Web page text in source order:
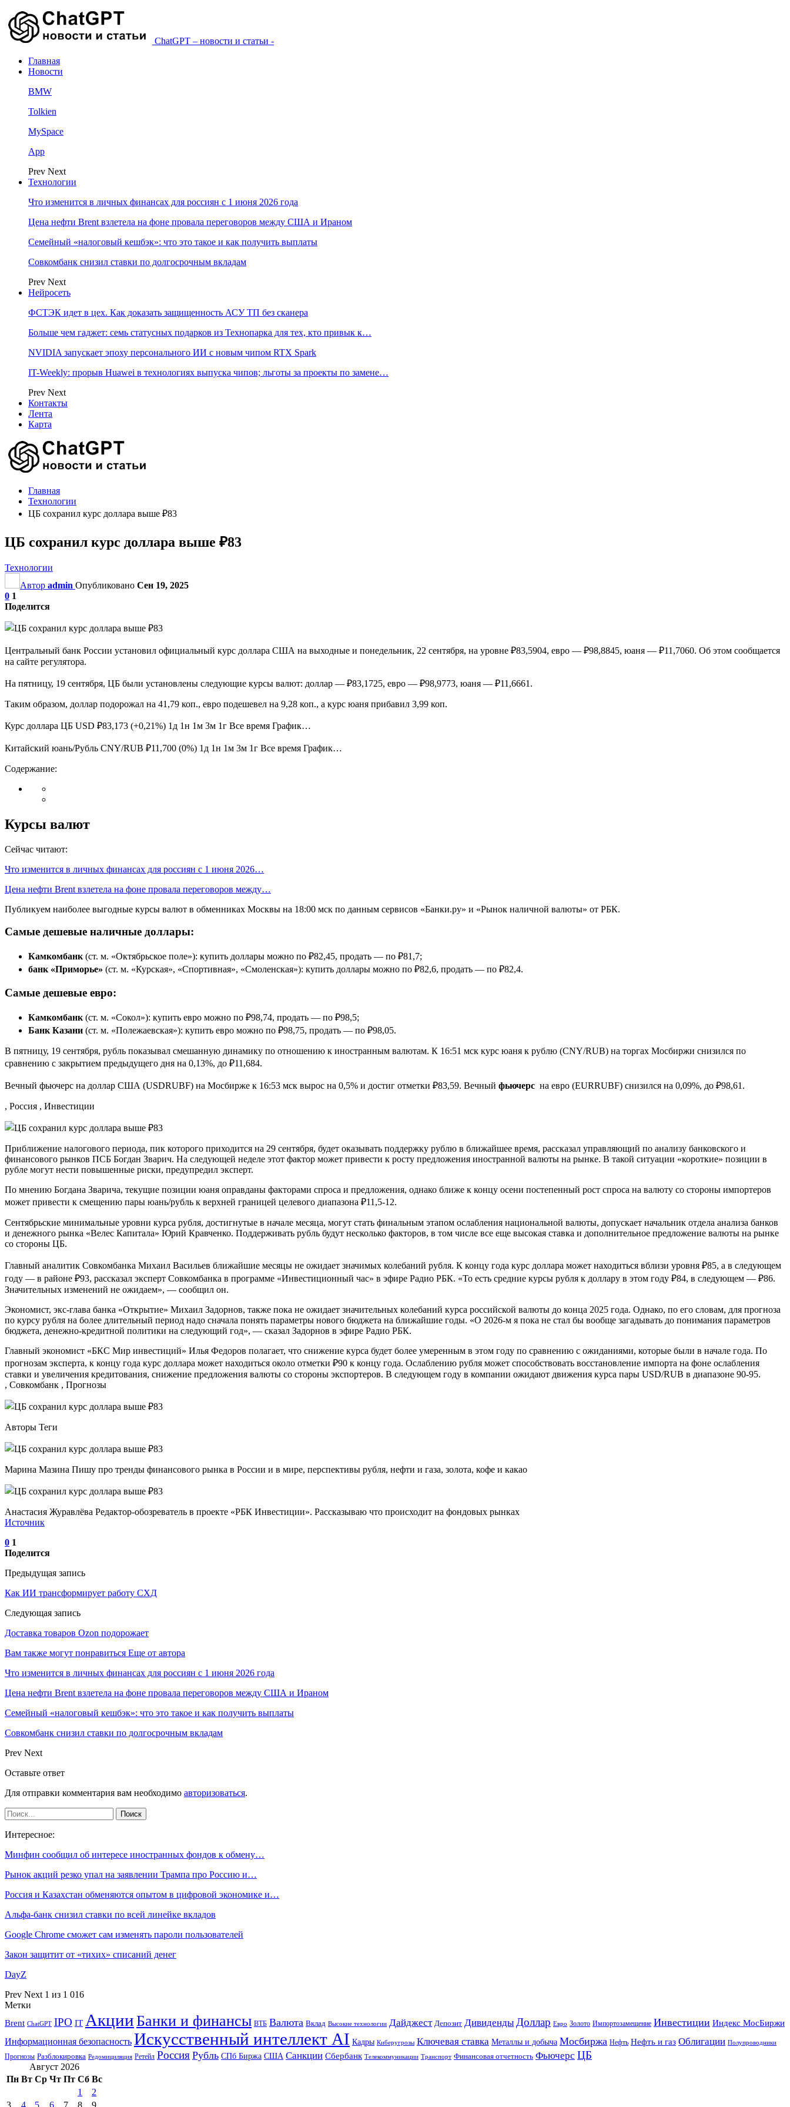
ChatGPT – новости и статьи -
Главная
Новости
BMW
Tolkien
MySpace
App
Prev Next
Технологии
Что изменится в личных финансах для россиян с 1 июня 2026 года
Цена нефти Brent взлетела на фоне провала переговоров между США и Ираном
Семейный «налоговый кешбэк»: что это такое и как получить выплаты
Совкомбанк снизил ставки по долгосрочным вкладам
Prev Next
Нейросеть
ФСТЭК идет в цех. Как доказать защищенность АСУ ТП без сканера
Больше чем гаджет: семь статусных подарков из Технопарка для тех, кто привык к…
NVIDIA запускает эпоху персонального ИИ с новым чипом RTX Spark
IT-Weekly: прорыв Huawei в технологиях выпуска чипов; льготы за проекты по замене…
Prev Next
Контакты
Лента
Карта
Главная
Технологии
ЦБ сохранил курс доллара выше ₽83
ЦБ сохранил курс доллара выше ₽83
Технологии
Автор admin Опубликовано Сен 19, 2025
0 1
Поделится
Центральный банк России установил официальный курс доллара США на выходные и понедельник, 22 сентября, на уровне ₽83,5904, евро — ₽98,8845, юаня — ₽11,7060. Об этом сообщается
на сайте регулятора.
На пятницу, 19 сентября, ЦБ были установлены следующие курсы валют: доллар — ₽83,1725, евро — ₽98,9773, юаня — ₽11,6661.
Таким образом, доллар подорожал на 41,79 коп., евро подешевел на 9,28 коп., а курс юаня прибавил 3,99 коп.
Курс доллара ЦБ USD ₽83,173 (+0,21%) 1д 1н 1м 3м 1г Все время График…
Китайский юань/Рубль CNY/RUB ₽11,700 (0%) 1д 1н 1м 3м 1г Все время График…
Содержание:
Курсы валют
Сейчас читают:
Что изменится в личных финансах для россиян с 1 июня 2026…
Цена нефти Brent взлетела на фоне провала переговоров между…
Публикуем наиболее выгодные курсы валют в обменниках Москвы на 18:00 мск по данным сервисов «Банки.ру» и «Рынок наличной валюты» от РБК.
Самые дешевые наличные доллары:
Камкомбанк (ст. м. «Октябрьское поле»): купить доллары можно по ₽82,45, продать — по ₽81,7;
банк «Приморье» (ст. м. «Курская», «Спортивная», «Смоленская»): купить доллары можно по ₽82,6, продать — по ₽82,4.
Самые дешевые евро:
Камкомбанк (ст. м. «Сокол»): купить евро можно по ₽98,74, продать — по ₽98,5;
Банк Казани (ст. м. «Полежаевская»): купить евро можно по ₽98,75, продать — по ₽98,05.
В пятницу, 19 сентября, рубль показывал смешанную динамику по отношению к иностранным валютам. К 16:51 мск курс юаня к рублю (CNY/RUB) на торгах Мосбиржи снизился по
сравнению с закрытием предыдущего дня на 0,13%, до ₽11,684.
Вечный фьючерс на доллар США (USDRUBF) на Мосбирже к 16:53 мск вырос на 0,5% и достиг отметки ₽83,59. Вечный фьючерс на евро (EURRUBF) снизился на 0,09%, до ₽98,61.
, Россия , Инвестиции
Приближение налогового периода, пик которого приходится на 29 сентября, будет оказывать поддержку рублю в ближайшее время, рассказал управляющий по анализу банковского и
финансового рынков ПСБ Богдан Зварич. На следующей неделе этот фактор может привести к росту предложения иностранной валюты на рынке. В такой ситуации «короткие» позиции в
рубле могут нести повышенные риски, предупредил эксперт.
По мнению Богдана Зварича, текущие позиции юаня оправданы факторами спроса и предложения, однако ближе к концу осени постепенный рост спроса на валюту со стороны импортеров
может привести к смещению пары юань/рубль к верхней границей целевого диапазона ₽11,5-12.
Сентябрьские минимальные уровни курса рубля, достигнутые в начале месяца, могут стать финальным этапом ослабления национальной валюты, допускает начальник отдела анализа банков
и денежного рынка «Велес Капитала» Юрий Кравченко. Поддерживать рубль будут несколько факторов, в том числе все еще высокая ставка и дополнительное предложение валюты на рынке
со стороны ЦБ.
Главный аналитик Совкомбанка Михаил Васильев ближайшие месяцы не ожидает значимых колебаний рубля. К концу года курс доллара может находиться вблизи уровня ₽85, а в следующем
году — в районе ₽93, рассказал эксперт Совкомбанка в программе «Инвестиционный час» в эфире Радио РБК. «То есть средние курсы рубля к доллару в этом году ₽84, в следующем — ₽86.
Значительных изменений не ожидаем», — сообщил он.
Экономист, экс-глава банка «Открытие» Михаил Задорнов, также пока не ожидает значительных колебаний курса российской валюты до конца 2025 года. Однако, по его словам, для прогноза
по курсу рубля на более длительный период надо сначала понять параметры нового бюджета на ближайшие годы. «О 2026-м я пока не стал бы вообще загадывать до понимания параметров
бюджета, денежно-кредитной политики на следующий год», — сказал Задорнов в эфире Радио РБК.
Главный экономист «БКС Мир инвестиций» Илья Федоров полагает, что снижение курса будет более умеренным в этом году по сравнению с ожиданиями, которые были в начале года. По
прогнозам эксперта, к концу года курс доллара может находиться около отметки ₽90 к концу года. Ослаблению рубля может способствовать восстановление импорта на фоне ослабления
ставки и увеличения кредитования, снижение предложения валюты со стороны экспортеров. В следующем году в компании ожидают движения курса пары USD/RUB в диапазоне 90-95.
, Совкомбанк , Прогнозы
Авторы Теги
Марина Мазина Пишу про тренды финансового рынка в России и в мире, перспективы рубля, нефти и газа, золота, кофе и какао
Анастасия Журавлёва Редактор-обозреватель в проекте «РБК Инвестиции». Рассказываю что происходит на фондовых рынках
Источник
0 1
Поделится
Предыдущая запись
Как ИИ трансформирует работу СХД
Следующая запись
Доставка товаров Ozon подорожает
Вам также могут понравиться Еще от автора
Что изменится в личных финансах для россиян с 1 июня 2026 года
Цена нефти Brent взлетела на фоне провала переговоров между США и Ираном
Семейный «налоговый кешбэк»: что это такое и как получить выплаты
Совкомбанк снизил ставки по долгосрочным вкладам
Prev Next
Оставьте ответ
Для отправки комментария вам необходимо авторизоваться.
Интересное:
Минфин сообщил об интересе иностранных фондов к обмену…
Рынок акций резко упал на заявлении Трампа про Россию и…
Россия и Казахстан обменяются опытом в цифровой экономике и…
Альфа-банк снизил ставки по всей линейке вкладов
Google Chrome сможет сам изменять пароли пользователей
Закон защитит от «тихих» списаний денег
DayZ
Prev Next 1 из 1 016
Метки
Brent ChatGPT IPO IT Акции Банки и финансы ВТБ Валюта Вклад Высокие технологии Дайджест Депозит Дивиденды Доллар Евро Золото Импортозамещение Инвестиции Индекс МосБиржи
Информационная безопасность Искусственный интеллект AI Кадры Киберугрозы Ключевая ставка Металлы и добыча Мосбиржа Нефть Нефть и газ Облигации Полупроводники
Прогнозы Разблокировка Редомициляция Ретейл Россия Рубль СПб Биржа США Санкции Сбербанк Телекоммуникации Транспорт Финансовая отчетность Фьючерс ЦБ
Август 2026
Пн Вт Ср Чт Пт Сб Вс
1
2
3
4 5 6 7 8 9